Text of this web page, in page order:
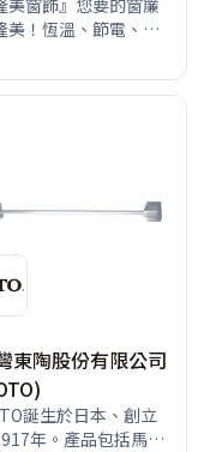
美！恆溫、節電、省
不收訂金、車馬費。
窗飾規畫師助您營造
您選擇，滿足您的不
求，專人到府提供樣
，享受工廠直營批發
。
東陶股份有限公司
誕生於日本、創立
年。產品包括馬